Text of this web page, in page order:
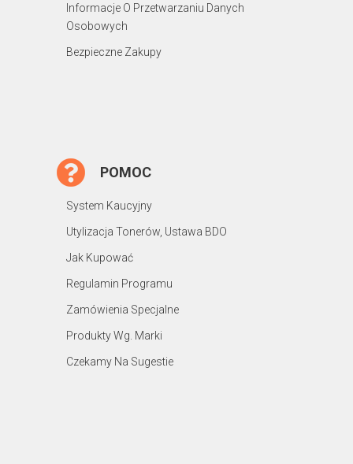
Informacje O Przetwarzaniu Danych
Osobowych
Bezpieczne Zakupy
POMOC
System Kaucyjny
Utylizacja Tonerów, Ustawa BDO
Jak Kupować
Regulamin Programu
Zamówienia Specjalne
Produkty Wg. Marki
Czekamy Na Sugestie